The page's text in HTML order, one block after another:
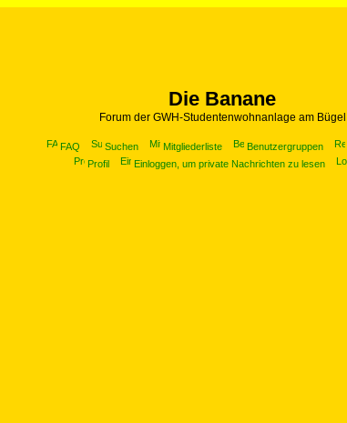
Die Banane
Forum der GWH-Studentenwohnanlage am Bügel
FAQ Suchen Mitgliederliste Benutzergruppen
Profil
Einloggen, um private Nachrichten zu lesen